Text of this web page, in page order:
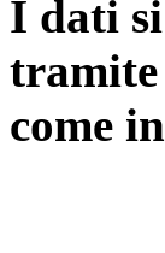
I dati
tramite
come